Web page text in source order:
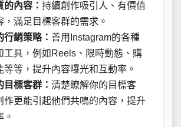
的內容： 持續創作吸引人、有價值
，滿足目標客群的需求。
行銷策略： 善用Instagram的各種
工具，例如Reels、限時動態、購
等等，提升內容曝光和互動率。
目標客群： 清楚瞭解你的目標客
作更能引起他們共鳴的內容，提升
。